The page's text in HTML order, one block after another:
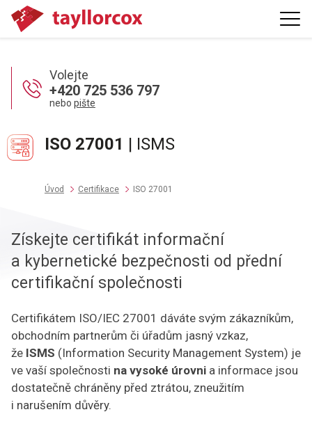
ISO 27001 | ISMS
Úvod Certifikace ISO 27001
Volejte
+420 725 536 797
nebo pište
Získejte certifikát informační
a kybernetické bezpečnosti od přední
certifikační společnosti
Certifikátem ISO/IEC 27001 dáváte svým zákazníkům,
obchodním partnerům či úřadům jasný vzkaz,
že ISMS (Information Security Management System) je
ve vaší společnosti na vysoké úrovnia informace jsou
dostatečně chráněny před ztrátou, zneužitím
i narušením důvěry.